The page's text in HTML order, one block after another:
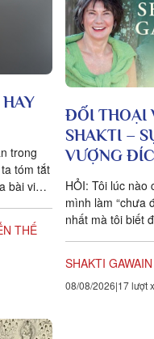
trong
tóm tắt
bài viết
THẾ
ĐỐI THOẠI
SHAKTI –
VƯỢNG
HỎI: Tôi lúc nào
mình làm “chưa
nhất mà tôi biết
SHAKTI GAWAIN
08/08/2026 17 lượt